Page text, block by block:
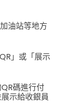
油站等地方
」或「展示
碼進行付
示給收銀員